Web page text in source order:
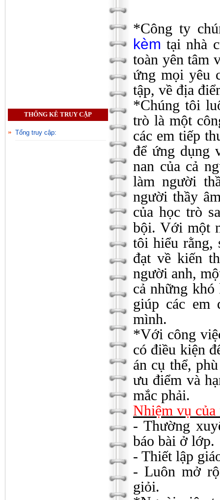
THỐNG KÊ TRUY CẬP
Tổng truy cập:
*Công ty
kèm tại nhà
toàn yên tâm
ứng mọi yêu
tập, về địa
*Chúng tôi
trò là một
các em tiếp
để ứng dụng
nan của cả
làm người
người thầy
của học trò
bội. Với một
tôi hiểu rằng,
đạt về kiến
người anh,
cả những khó
giúp các em
mình.
*Với công
có điều kiện
án cụ thể,
ưu điểm và
mắc phải.
Nhiệm vụ
- Thường
báo bài ở lớp.
- Thiết lập
- Luôn mở
giỏi.